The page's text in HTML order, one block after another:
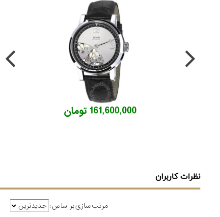
161,600,000 تومان
نظرات کاربران
مرتب سازی بر اساس: